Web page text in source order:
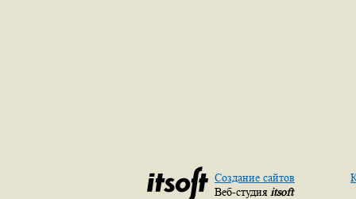
Создание сайтов
Веб-студия itsoft